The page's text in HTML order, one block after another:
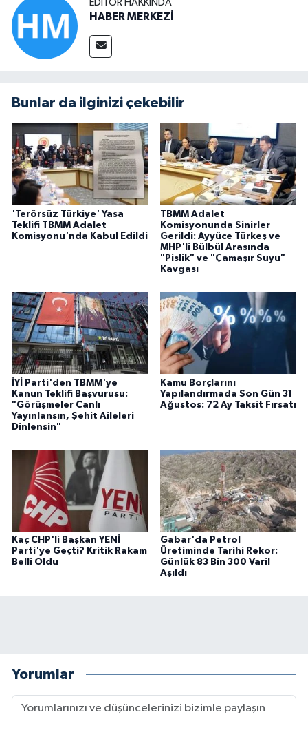
EDITÖR HAKKINDA
HABER MERKEZİ
Bunlar da ilginizi çekebilir
'Terörsüz Türkiye' Yasa
Teklifi TBMM Adalet
Komisyonu'nda Kabul Edildi
TBMM Adalet
Komisyonunda Sinirler
Gerildi: Ayyüce Türkeş ve
MHP'li Bülbül Arasında
"Pislik" ve "Çamaşır Suyu"
Kavgası
İYİ Parti'den TBMM'ye
Kanun Teklifi Başvurusu:
"Görüşmeler Canlı
Yayınlansın, Şehit Aileleri
Dinlensin"
Kamu Borçlarını
Yapılandırmada Son Gün 31
Ağustos: 72 Ay Taksit Fırsatı
Kaç CHP'li Başkan YENİ
Parti'ye Geçti? Kritik Rakam
Belli Oldu
Gabar'da Petrol
Üretiminde Tarihi Rekor:
Günlük 83 Bin 300 Varil
Aşıldı
Yorumlar